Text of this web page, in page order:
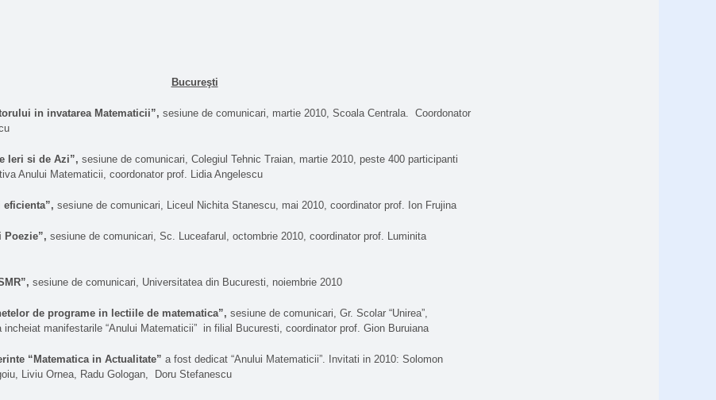
Bucureşti
in invatarea Matematicii”, sesiune de comunicari, martie 2010, Scoala Centrala. Coordonator
Ieri si de Azi”, sesiune de comunicari, Colegiul Tehnic Traian, martie 2010, peste 400 participanti
Anului Matematicii, coordonator prof. Lidia Angelescu
eficienta”, sesiune de comunicari, Liceul Nichita Stanescu, mai 2010, coordinator prof. Ion Frujina
Poezie”, sesiune de comunicari, Sc. Luceafarul, octombrie 2010, coordinator prof. Luminita
sesiune de comunicari, Universitatea din Bucuresti, noiembrie 2010
de programe in lectiile de matematica”, sesiune de comunicari, Gr. Scolar “Unirea”,
incheiat manifestarile “Anului Matematicii” in filial Bucuresti, coordinator prof. Gion Buruiana
“Matematica in Actualitate” a fost dedicat “Anului Matematicii”. Invitati in 2010: Solomon
Liviu Ornea, Radu Gologan, Doru Stefanescu